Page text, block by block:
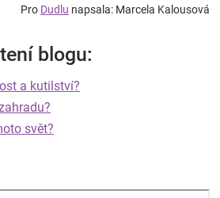
Pro Dudlu napsala: Marcela Kalousová
blogu:
a kutilství?
svět?